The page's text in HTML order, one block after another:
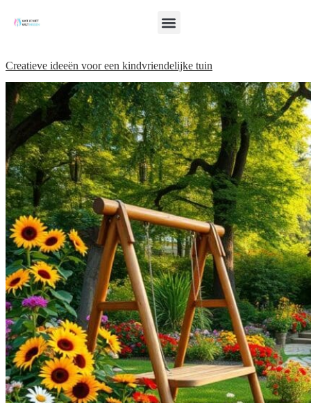
Creatieve ideeën voor een kindvriendelijke tuin